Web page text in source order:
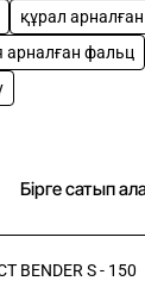
в комплект
кг
материала:
мм
мм
құрал
арналған фальц
Бірге сатып
BENDER S - 150